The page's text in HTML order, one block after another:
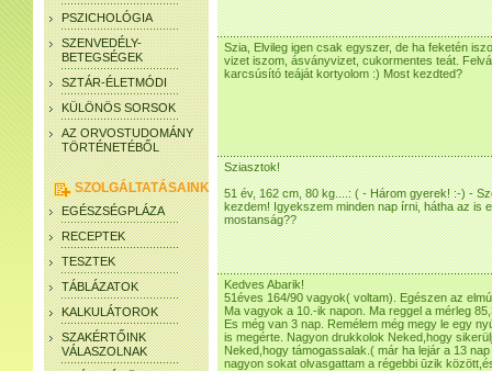
PSZICHOLÓGIA
SZENVEDÉLY-
BETEGSÉGEK
SZTÁR-ÉLETMÓDI
KÜLÖNÖS SORSOK
AZ ORVOSTUDOMÁNY
TÖRTÉNETÉBŐL
SZOLGÁLTATÁSAINK
EGÉSZSÉGPLÁZA
RECEPTEK
TESZTEK
TÁBLÁZATOK
KALKULÁTOROK
SZAKÉRTŐINK
VÁLASZOLNAK
Szia, Elvileg igen csak egyszer, de ha feketén
vizet iszom, ásványvizet, cukormentes teát.
karcsúsító teáját kortyolom :) Most kezdted?
Sziasztok!
51 év, 162 cm, 80 kg....: ( - Három gyerek! :-) -
kezdem! Igyekszem minden nap írni, hátha az is
mostanság??
Kedves Abarik!
51éves 164/90 vagyok( voltam). Egészen az
Ma vagyok a 10.-ik napon. Ma reggel a mérleg
Es még van 3 nap. Remélem még megy le egy
is megérte. Nagyon drukkolok Neked,hogy
Neked,hogy támogassalak.( már ha lejár a 13
nagyon sokat olvasgattam a régebbi ūzik